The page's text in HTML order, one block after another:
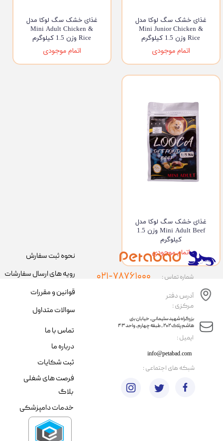
غذای خشک سگ لوکا مدل
Mini Junior Chicken &
Rice وزن 1.5 کیلوگرم
اتمام موجودی
غذای خشک سگ لوکا مدل
Mini Adult Chicken &
Rice وزن 1.5 کیلوگرم
اتمام موجودی
غذای خشک سگ لوکا مدل
Mini Adult Beef وزن 1.5
کیلوگرم
اتمام موجودی
​ایمیل :
آدرس دفتر
مرکزی :
info@petabad.com
​​بزرگراه شهید سلیمانی، خیابان بنی
هاشم پلاک ۲۰۲ ، طبقه چهارم، واحد ۴۳
شماره تماس : ۰۲۱-۷۸۷۶۱۰۰۰
نحوه ثبت سفارش
رویه های ارسال سفارشات
قوانین و مقررات
سوالات متداول
تماس با ما
درباره ما
ثبت شکایات
فرصت های شغلی
​شبکه های اجتماعی :
بلاگ
خدمات دامپزشکی